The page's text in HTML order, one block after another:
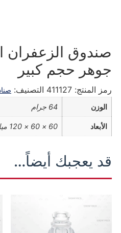
صندوق الزعفران
جوهر حجم کبیر
رمز المنتج: 411127 التصنيف:
الوزن
64 جرام
الأبعاد 60 × 60 × 120 ميليميتر
قد يعجبك أيضاً…